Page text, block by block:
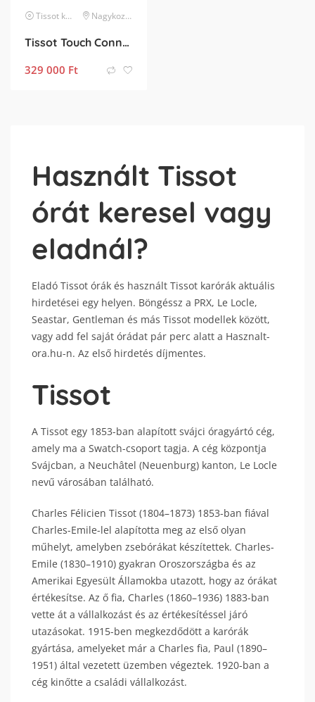
Tissot karóra Nagykozár
Tissot Touch Connect Solar gyönyörű állapotban 2028.11.04-ig garanciális
329 000 Ft
Használt Tissot
órát keresel vagy
eladnál?
Eladó Tissot órák és használt Tissot karórák aktuális
hirdetései egy helyen. Böngéssz a PRX, Le Locle,
Seastar, Gentleman és más Tissot modellek között,
vagy add fel saját órádat pár perc alatt a Hasznalt-
ora.hu-n. Az első hirdetés díjmentes.
Tissot
A Tissot egy 1853-ban alapított svájci óragyártó cég,
amely ma a Swatch-csoport tagja. A cég központja
Svájcban, a Neuchâtel (Neuenburg) kanton, Le Locle
nevű városában található.
Charles Félicien Tissot (1804–1873) 1853-ban fiával
Charles-Emile-lel alapította meg az első olyan
műhelyt, amelyben zsebórákat készítettek. Charles-
Emile (1830–1910) gyakran Oroszországba és az
Amerikai Egyesült Államokba utazott, hogy az órákat
értékesítse. Az ő fia, Charles (1860–1936) 1883-ban
vette át a vállalkozást és az értékesítéssel járó
utazásokat. 1915-ben megkezdődött a karórák
gyártása, amelyeket már a Charles fia, Paul (1890–
1951) által vezetett üzemben végeztek. 1920-ban a
cég kinőtte a családi vállalkozást.